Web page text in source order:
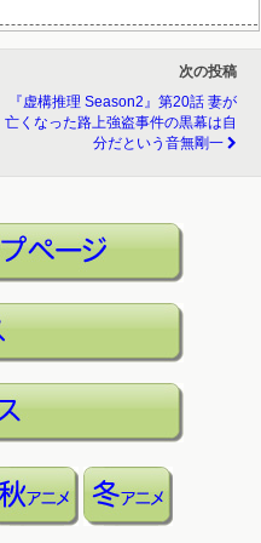
次の投稿
『虚構推理 Season2』第20話 妻が
亡くなった路上強盗事件の黒幕は自
分だという音無剛一